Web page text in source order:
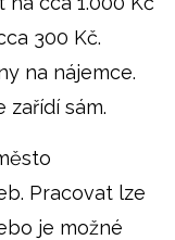
300 Kč.
na nájemce.
sám.
Pracovat lze
je možné